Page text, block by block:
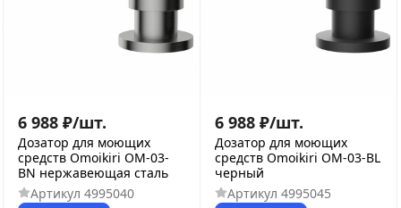
6 988 ₽/шт.
Дозатор для моющих
средств Omoikiri OM-03-
BN нержавеющая сталь
Артикул 4995040
6 988 ₽/шт.
Дозатор для моющих
средств Omoikiri OM-03-BL
черный
Артикул 4995045